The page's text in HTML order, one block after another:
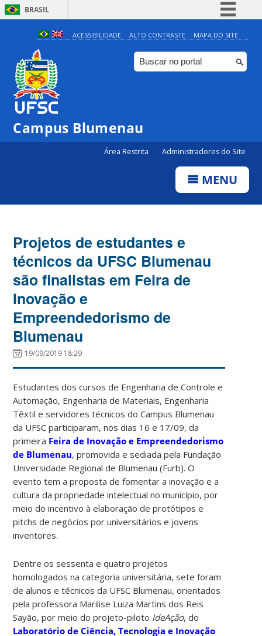
BRASIL
Simplifique!
Comunica BR
Participe
ACESSIBILIDADE ALTO CONTRASTE MAPA DO SITE
Campus Blumenau
Área Restrita Administradores do Site
MENU
Projetos de estudantes e
técnicos da UFSC Blumenau
são finalistas em Feira de
Inovação e
Empreendedorismo de
Blumenau
19/09/2019 18:29
Estudantes dos cursos de Engenharia de Controle e
Automação, Engenharia de Materiais, Engenharia
Têxtil e servidores técnicos do Campus Blumenau
da UFSC participaram, nos dias 16 e 17/09, da
primeira Feira de Inovação e Empreendedorismo
de Blumenau, promovida e sediada pela Fundação
Universidade Regional de Blumenau (Furb). O
evento tem a proposta de fomentar a inovação e a
cultura da propriedade intelectual no município, por
meio do incentivo à elaboração de protótipos e
pitchs de negócios por universitários e jovens
inventores.
Dentre os sessenta e quatro projetos
homologados na categoria universitária, sete foram
de alunos e técnicos da UFSC Blumenau, orientados
pela professora Marilise Luiza Martins dos Reis
Sayão, por meio do projeto-piloto IdeAção, do
Laboratório de Ciência, Tecnologia e Inovação